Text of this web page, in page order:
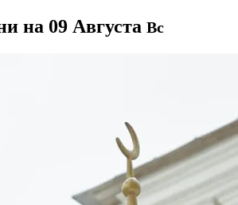
на 09 Августа Вс